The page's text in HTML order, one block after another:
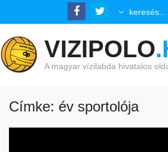
VIZIPOLO
A magyar vízilabda hivatalos
Címke: év sportolója